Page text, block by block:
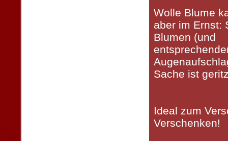
Wolle Blume
aber im Ernst:
Blumen (und
Sache ist
Ideal zum
Verschenken!